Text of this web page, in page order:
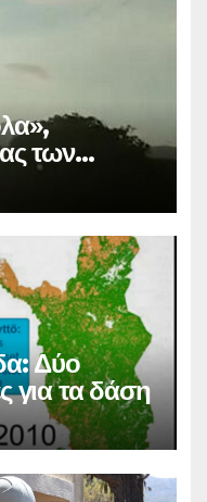
των
Δύο
για τα δάση